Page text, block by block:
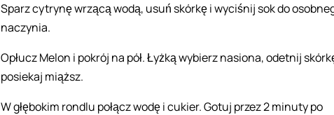
Sparz cytrynę wrzącą wodą, usuń skórkę i wyciśnij sok do
naczynia.
Opłucz Melon i pokrój na pół. Łyżką wybierz nasiona, odetnij
posiekaj miąższ.
W głębokim rondlu połącz wodę i cukier. Gotuj przez 2 minuty po